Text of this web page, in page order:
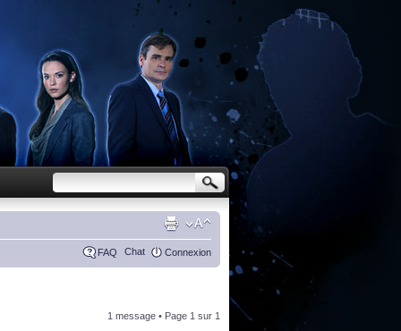
FAQ Chat Connexion
1 message • Page 1 sur 1